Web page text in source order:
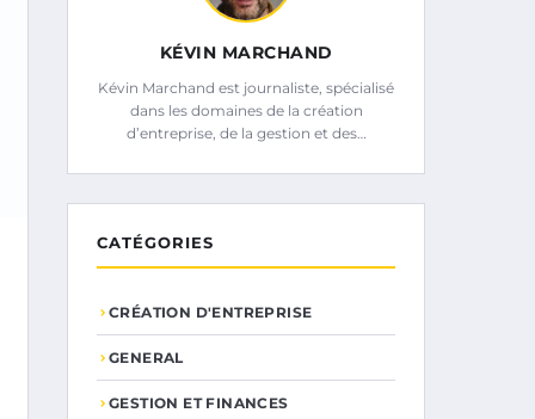
KÉVIN MARCHAND
Kévin Marchand est journaliste, spécialisé
dans les domaines de la création
d’entreprise, de la gestion et des…
CATÉGORIES
CRÉATION D'ENTREPRISE
GENERAL
GESTION ET FINANCES